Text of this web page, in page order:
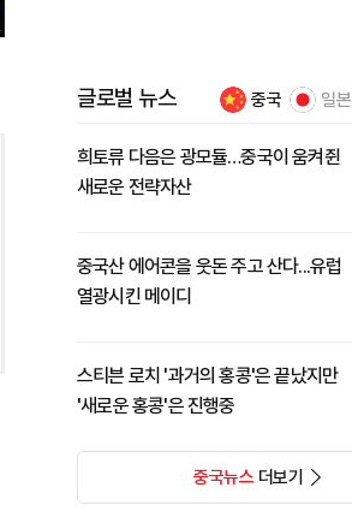
글로벌 뉴스 중국 일본
희토류 다음은 광모듈…중국이 움켜쥔
새로운 전략자산
중국산 에어콘을 웃돈 주고 산다...유럽
열광시킨 메이디
스티븐 로치 '과거의 홍콩'은 끝났지만
'새로운 홍콩'은 진행중
중국뉴스더보기